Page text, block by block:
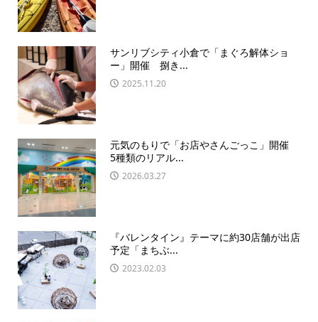
サンリブシティ小倉で「まぐろ解体ショ
ー」開催 捌き...
2025.11.20
元気のもりで「お店やさんごっこ」開催
5種類のリアル...
2026.03.27
『バレンタイン』テーマに約30店舗が出店
予定「まちぶ...
2023.02.03